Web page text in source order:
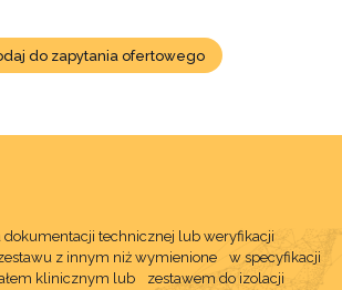
do zapytania ofertowego
dokumentacji technicznej lub weryfikacji
z innym niż wymienione w specyfikacji
klinicznym lub zestawem do izolacji